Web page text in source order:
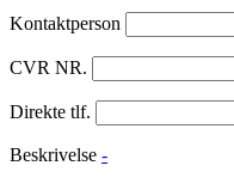
Kontaktperson
CVR NR.
Direkte tlf.
Beskrivelse -